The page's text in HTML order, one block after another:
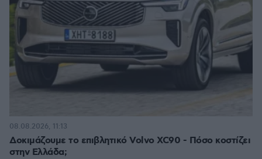
Δοκιμάζουμε το επιβλητικό Volvo XC90 - Πόσο κοστίζει
στην Ελλάδα;
08.08.2026, 11:13